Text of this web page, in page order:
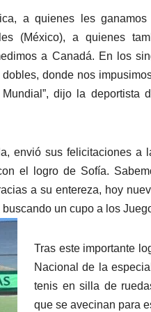
a quienes les ganamos
(México), a quienes
a Canadá. En los
donde nos
dijo la deportista
envió sus felicitaciones a
el logro de Sofía.
a su entereza, hoy
un cupo a los
Tras este importante
Nacional de la
tenis en silla de
que se avecinan para